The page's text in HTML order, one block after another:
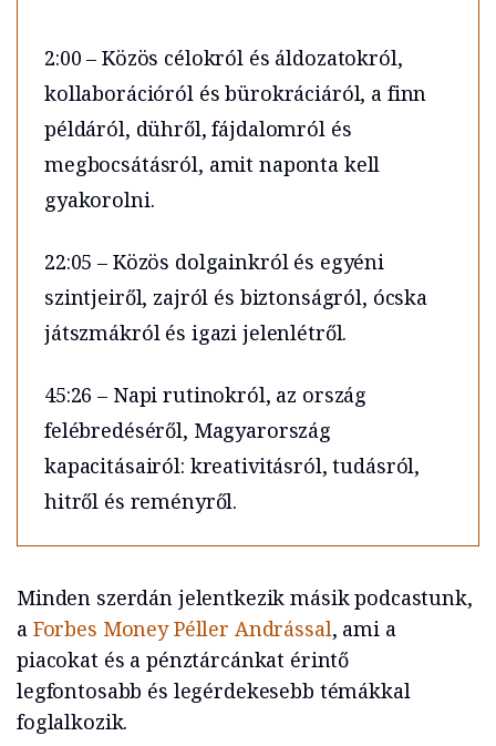
2:00 – Közös célokról és áldozatokról,
kollaborációról és bürokráciáról, a finn
példáról, dühről, fájdalomról és
megbocsátásról, amit naponta kell
gyakorolni.
22:05 – Közös dolgainkról és egyéni
szintjeiről, zajról és biztonságról, ócska
játszmákról és igazi jelenlétről.
45:26 – Napi rutinokról, az ország
felébredéséről, Magyarország
kapacitásairól: kreativitásról, tudásról,
hitről és reményről.
Minden szerdán jelentkezik másik podcastunk,
a Forbes Money Péller Andrással, ami a
piacokat és a pénztárcánkat érintő
legfontosabb és legérdekesebb témákkal
foglalkozik.